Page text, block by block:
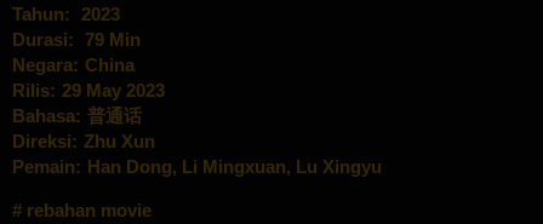
Tahun:
2023
Durasi:
79 Min
Negara: China
Rilis: 29 May 2023
Bahasa: 普通话
Direksi: Zhu Xun
Pemain: Han Dong, Li Mingxuan, Lu Xingyu
rebahan movie